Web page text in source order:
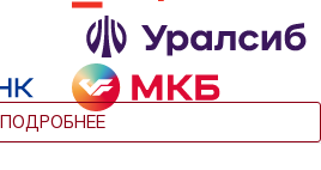
ПОДРОБНЕЕ